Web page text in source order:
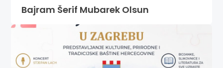
Bajram Šerif Mubarek Olsun